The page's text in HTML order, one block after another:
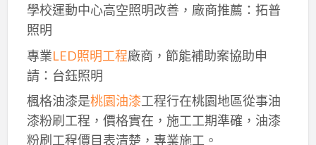
學校運動中心高空照明改善，廠商推薦：拓普
照明
專業LED照明工程廠商，節能補助案協助申
請：台鈺照明
楓格油漆是桃園油漆工程行在桃園地區從事油
漆粉刷工程，價格實在，施工工期準確，油漆
粉刷工程價目表清楚，專業施工。